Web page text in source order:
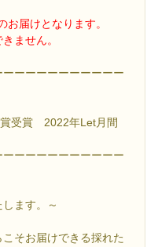
届けとなります。
ません。
ーーーーーーーーーー
受賞 2022年Let月間
ーーーーーーーーーー
ます。～
そお届けできる採れた